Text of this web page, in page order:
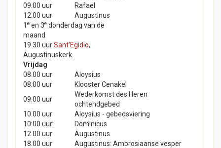
09.00 uur
Rafael
12.00 uur
Augustinus
1 e en 3e donderdag van de
maand
19.30 uurSant'Egidio,
Augustinuskerk.
Vrijdag
08.00 uur
Aloysius
08.00 uur
Klooster Cenakel
09.00 uur
Wederkomst des Heren
ochtendgebed
10.00 uur
Aloysius - gebedsviering
10:00 uur:
Dominicus
12.00 uur
Augustinus
18.00 uur
Augustinus: Ambrosiaanse vesper